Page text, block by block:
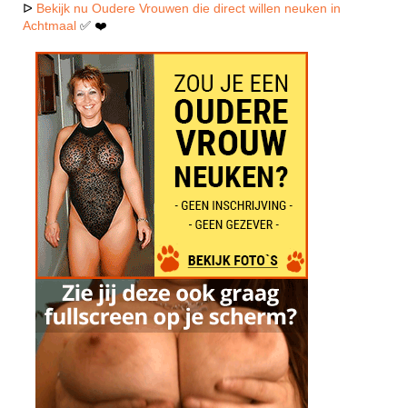
ᐅ Bekijk nu Oudere Vrouwen die direct willen neuken in
Achtmaal ✅ ❤️